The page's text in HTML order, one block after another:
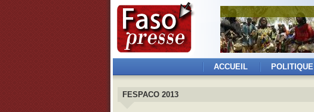
ACCUEIL POLITIQUE
FESPACO 2013